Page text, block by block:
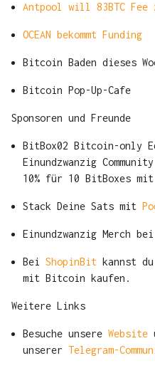
Antpool will 83BTC Fee
OCEAN bekommt Funding
Bitcoin Baden dieses
Bitcoin Pop-Up-Cafe
Sponsoren und Freunde
BitBox02 Bitcoin-only
Einundzwanzig
10% für 10 BitBoxes mit
Stack Deine Sats mit
Einundzwanzig Merch bei
Bei ShopinBit kannst
mit Bitcoin kaufen.
Weitere Links
Besuche unsere Website
unserer Telegram-